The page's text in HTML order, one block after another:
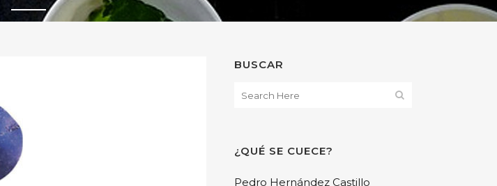
BUSCAR
¿QUÉ SE CUECE?
Pedro Hernández Castillo